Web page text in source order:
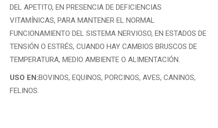
DEL APETITO, EN PRESENCIA DE DEFICIENCIAS
VITAMÍNICAS, PARA MANTENER EL NORMAL
FUNCIONAMIENTO DEL SISTEMA NERVIOSO, EN ESTADOS DE
TENSIÓN O ESTRÉS, CUANDO HAY CAMBIOS BRUSCOS DE
TEMPERATURA, MEDIO AMBIENTE O ALIMENTACIÓN.
USO EN:BOVINOS, EQUINOS, PORCINOS, AVES, CANINOS,
FELINOS.